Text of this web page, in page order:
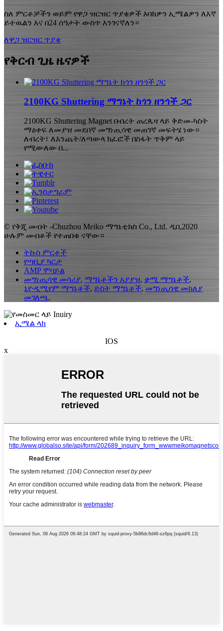
ስለ ምርቶቻችን ወይም የዋጋ ዝርዝር ጥያቄዎች እባክዎን ኢሜልዎን ለእኛ
ይተዉልን እና በ24 ሰዓታት ውስጥ እንገናኛለን።
ለዋጋ ዝርዝር ጥያቄ
የቅርብ ጊዜ ዜናዎች
2100KG Shuttering ማግኔት ከጎን ዘንጎች ጋር
2100KG Shuttering Magnet በብረት ጠረጴዛ ላይ ቅድመ-ካስት
ማዕቀፍ ለመያዝ መደበኛ መግነጢሳዊ መጠገኛ መፍትሄ ነው።
ለብረት፣ ለእንጨት/ለጣውላ ክፈፎች በስፋት ጥቅም ላይ
የሚውለው በ...
© የቅጂ መብት -Chuzhou Meiko ማግኔቲክስ Co., Ltd. ዲቢ2020
ሁሉም መብቶች የተጠበቁ ናቸው።
ትኩስ ምርቶች
የጣቢያ ካርታ
AMP ሞባይል
መግነጢሳዊ መሳሪያ, ማግኔቶችን አያያዝ, ቋሚ ማግኔቶች,
ኒዮዲሚየም ማግኔቶች, ድስት ማግኔቶች, መግነጢሳዊ መከለያ
መገለጫ,
ኢሜል ላክ
IOS
x